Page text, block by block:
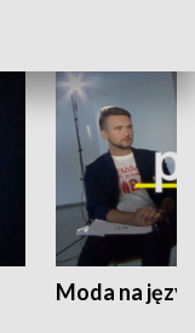
Moda na